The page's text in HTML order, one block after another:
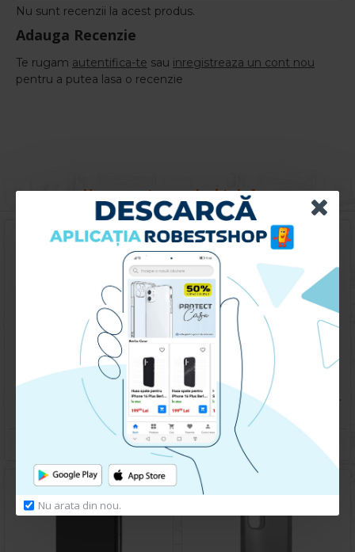
Nu arata din nou.
Nu sunt recenzii la acest produs.
Adauga Recenzie
Te rugam autentifica-te sau inregistreaza un cont nou
pentru a putea lasa o recenzie
Huse pentru acelasi telefon
Husa spate pentru Samsung Galaxy A15- Dun case Mov
69.90 lei
Husa spate pentru Samsung Galaxy A15 B-Silicon case - Negru
59.90 lei